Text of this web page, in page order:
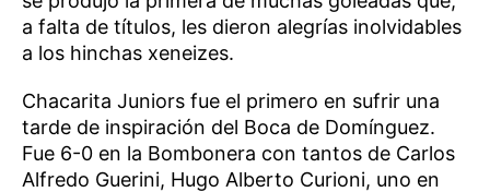
a falta de títulos, les dieron alegrías inolvidables
a los hinchas xeneizes.
Chacarita Juniors fue el primero en sufrir una
tarde de inspiración del Boca de Domínguez.
Fue 6-0 en la Bombonera con tantos de Carlos
Alfredo Guerini, Hugo Alberto Curioni, uno en